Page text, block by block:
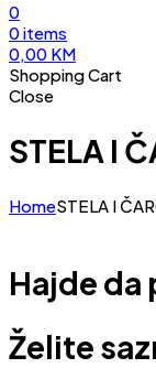
0
0items
0,00 KM
Shopping Cart
Close
STELA I
HomeSTELA I
Hajde da
Želite